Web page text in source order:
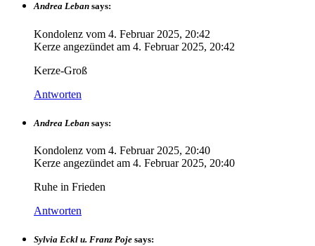
Andrea Leban says:
Kondolenz vom 4. Februar 2025, 20:42
Kerze angezündet am 4. Februar 2025, 20:42
Kerze-Groß
Antworten
Andrea Leban says:
Kondolenz vom 4. Februar 2025, 20:40
Kerze angezündet am 4. Februar 2025, 20:40
Ruhe in Frieden
Antworten
Sylvia Eckl u. Franz Poje says: